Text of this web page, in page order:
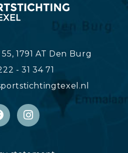
1791 AT Den Burg
- 31 34 71